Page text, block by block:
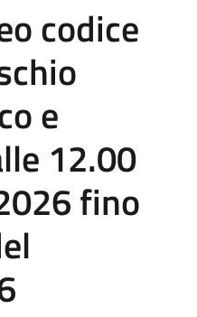
codice
e
12.00
fino